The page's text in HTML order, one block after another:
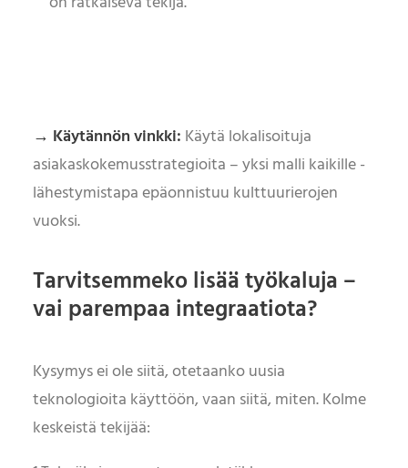
→ Käytännön vinkki: Käytä lokalisoituja
asiakaskokemusstrategioita – yksi malli kaikille -
lähestymistapa epäonnistuu kulttuurierojen
vuoksi.
Tarvitsemmeko lisää työkaluja –
vai parempaa integraatiota?
Kysymys ei ole siitä, otetaanko uusia
teknologioita käyttöön, vaan siitä, miten. Kolme
keskeistä tekijää: